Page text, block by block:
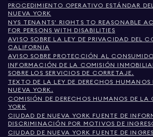
PROCEDIMIENTO OPERATIVO ESTÁNDAR
NUEVA YORK
NYS TENANTS' RIGHTS TO REASONABLE
FOR PERSONS WITH DISABILITIES
AVISO SOBRE LA LEY DE PRIVACIDAD DEL
CALIFORNIA
AVISO SOBRE PROTECCIÓN AL
INFORMACIÓN DE LA COMISIÓN
SOBRE LOS SERVICIOS DE CORRETAJE.
TEXTO DE LA LEY DE DERECHOS
NUEVA YORK.
COMISIÓN DE DERECHOS HUMANOS DE LA
YORK
CIUDAD DE NUEVA YORK FUENTE DE
DISCRIMINACIÓN POR MOTIVOS DE
CIUDAD DE NUEVA YORK FUENTE DE